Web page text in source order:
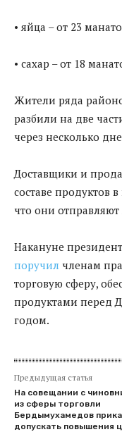
• яйца – от 23
• сахар – от 18
Жители ряда
разбили на две
через несколько
Доставщики и
составе продуктов
что они
Накануне президент
поручил членам
торговую сферу,
продуктами перед
годом.
Предыдущая статья
На совещании с
из сферы торговли
Бердымухамедов
допускать повышения